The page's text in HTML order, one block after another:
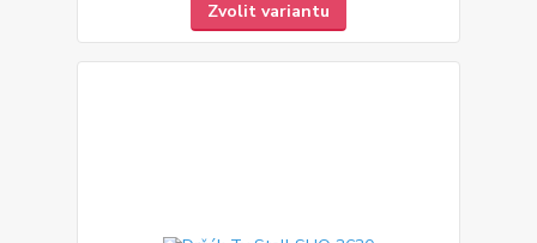
Zvolit variantu